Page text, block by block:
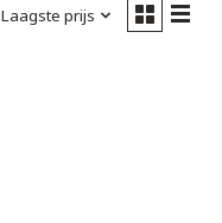
Laagste prijs